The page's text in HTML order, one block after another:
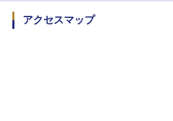
アクセスマップ